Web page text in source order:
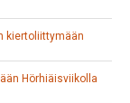
kiertoliittymään
Hörhiäisviikolla